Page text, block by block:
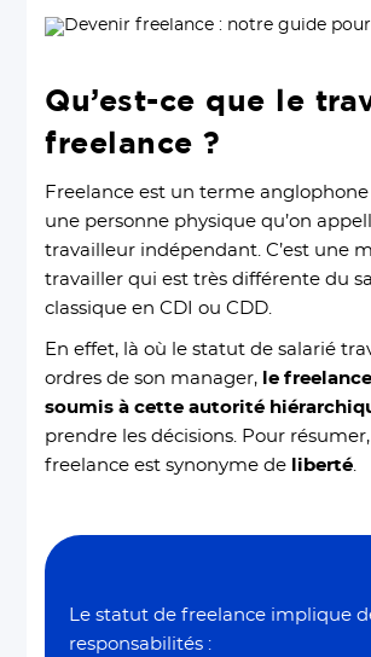
Qu’est-ce que le
freelance ?
Freelance est un terme
une personne physique qu’on
travailleur indépendant. C’est une
travailler qui est très différente du
classique en CDI ou CDD.
En effet, là où le statut de salarié
ordres de son manager, le
soumis à cette autorité
prendre les décisions. Pour
freelance est synonyme de
liberté
Le statut de freelance implique
responsabilités :